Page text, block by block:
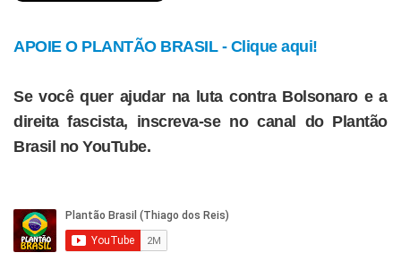
APOIE O PLANTÃO BRASIL - Clique aqui!
Se você quer ajudar na luta contra Bolsonaro e a
direita fascista, inscreva-se no canal do Plantão
Brasil no YouTube.